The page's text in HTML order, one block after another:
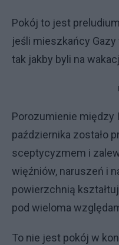
Pokój to jest
jeśli mieszkańcy
tak jakby byli na
Porozumienie między
października zostało
sceptycyzmem i
więźniów, naruszeń i
powierzchnią
pod wieloma
To nie jest pokój w